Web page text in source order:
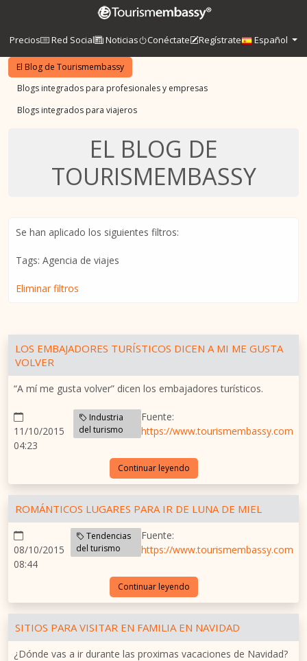
Precios Red Social Noticias Conéctate Regístrate Español
El Blog de Tourismembassy
Blogs integrados para profesionales y empresas
Blogs integrados para viajeros
EL BLOG DE
TOURISMEMBASSY
Se han aplicado los siguientes filtros:
Tags: Agencia de viajes
Eliminar filtros
LOS EMBAJADORES TURÍSTICOS DICEN A MI ME GUSTA
VOLVER
“A mí me gusta volver” dicen los embajadores turísticos.
11/10/2015
04:23
Industria
del turismo
Fuente:
https://www.tourismembassy.com
Continuar leyendo
ROMÁNTICOS LUGARES PARA IR DE LUNA DE MIEL
08/10/2015
08:44
Tendencias
del turismo
Fuente:
https://www.tourismembassy.com
Continuar leyendo
SITIOS PARA VISITAR EN FAMILIA EN NAVIDAD
¿Dónde vas a ir durante las proximas vacaciones de Navidad?